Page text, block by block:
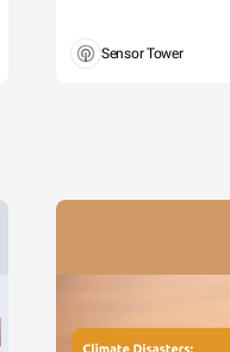
Sensor Tower